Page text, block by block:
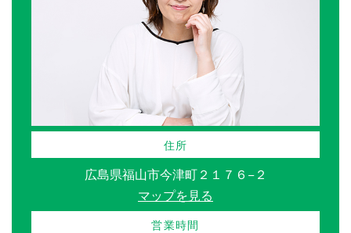
住所
広島県福山市今津町２１７６−２
マップを見る
営業時間